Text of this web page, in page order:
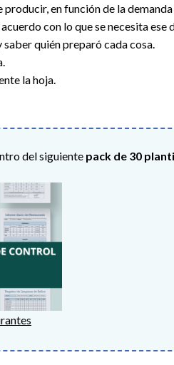
en función de la
con lo que se necesita ese
quién preparó cada cosa.
la hoja.
del siguiente pack de 30